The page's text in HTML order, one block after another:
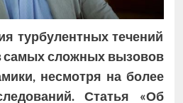
турбулентных течений
самых сложных вызовов
несмотря на более
Статья «Об